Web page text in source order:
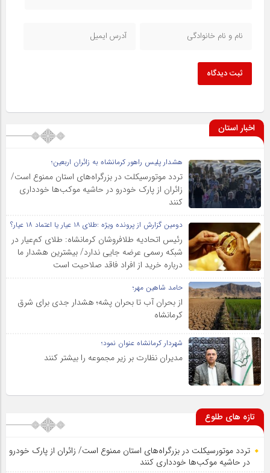
ثبت دیدگاه
اخبار استان
هشدار پلیس راهور کرمانشاه به زائران اربعین؛
تردد موتورسیکلت در بزرگراه‌های استان ممنوع است/
زائران از پارک خودرو در حاشیه موکب‌ها خودداری
کنند
دومین گزارش از پرونده ویژه :طلای ۱۸ عیار یا اعتماد ۱۸ عیار؟
رئیس اتحادیه طلافروشان کرمانشاه: طلای کم‌عیار در
شبکه رسمی عرضه جایی ندارد/ بیشترین هشدار ما
درباره خرید از افراد فاقد صلاحیت است
حامد شاهین مهر؛
از بحران آب تا بحران پشه؛ هشدار جدی برای شرق
کرمانشاه
شهردار کرمانشاه عنوان نمود؛
مدیران نظارت بر زیر مجموعه را بیشتر کنند
تازه های طلوع
تردد موتورسیکلت در بزرگراه‌های استان ممنوع است/ زائران از پارک خودرو
در حاشیه موکب‌ها خودداری کنند